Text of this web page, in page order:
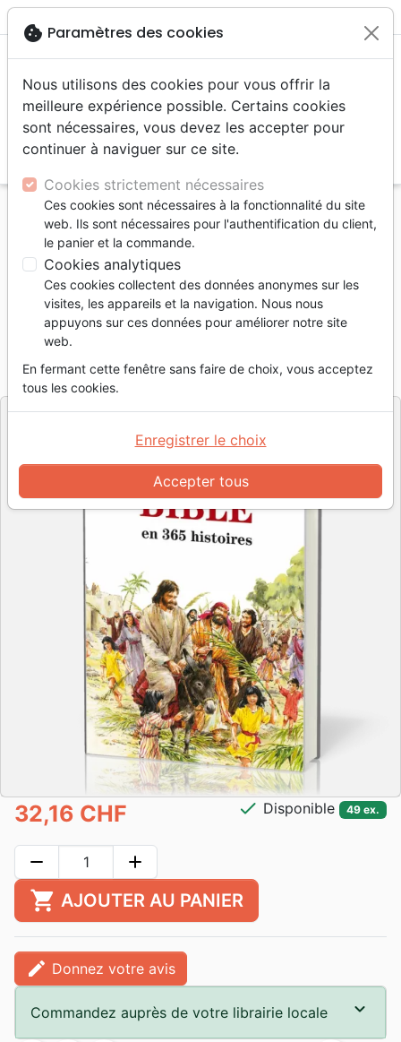
menu
Accueil
Jeunesse
Bible en 365 histoires (La) - [édition révisée]
La Bible en 365 histoires
[édition révisée]
Auteur :Mary Batchelor
Référence EXL0332
9782755003321
EditeurExcelsis
32,16 CHF check Disponible 49 ex.
remove add
shopping_cart AJOUTER AU PANIER
edit Donnez votre avis
Commandez auprès de votre librairie locale
cookie Paramètres des cookies
Nous utilisons des cookies pour vous offrir la
meilleure expérience possible. Certains cookies
sont nécessaires, vous devez les accepter pour
continuer à naviguer sur ce site.
Cookies strictement nécessaires
Ces cookies sont nécessaires à la fonctionnalité du site
web. Ils sont nécessaires pour l'authentification du client,
le panier et la commande.
Cookies analytiques
Ces cookies collectent des données anonymes sur les
visites, les appareils et la navigation. Nous nous
appuyons sur ces données pour améliorer notre site
web.
En fermant cette fenêtre sans faire de choix, vous acceptez
tous les cookies.
Accepter tous
Enregistrer le choix